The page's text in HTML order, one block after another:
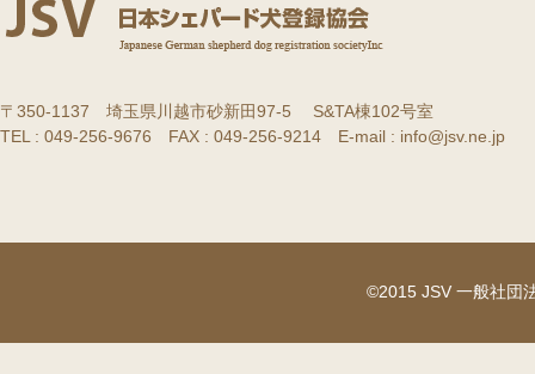
〒350-1137 埼玉県川越市砂新田97-5 S&TA棟102号室
TEL : 049-256-9676 FAX : 049-256-9214 E-mail : info@jsv.ne.jp
©2015 JSV 一般社団